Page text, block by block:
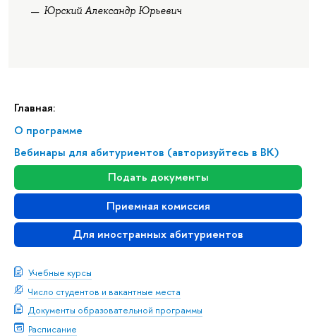
Главная:
О программе
Вебинары для абитуриентов (авторизуйтесь в ВК)
Подать документы
Приемная комиссия
Для иностранных абитуриентов
Учебные курсы
Число студентов и вакантные места
Документы образовательной программы
Расписание
Юрский Александр Юрьевич